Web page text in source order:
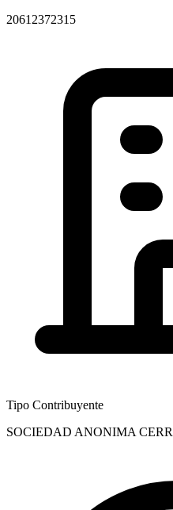
20612372315
Tipo Contribuyente
SOCIEDAD ANONIMA